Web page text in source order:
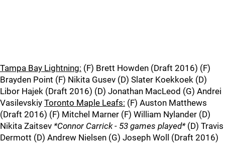
Tampa Bay Lightning: (F) Brett Howden (Draft 2016) (F)
Brayden Point (F) Nikita Gusev (D) Slater Koekkoek (D)
Libor Hajek (Draft 2016) (D) Jonathan MacLeod (G) Andrei
Vasilevskiy Toronto Maple Leafs: (F) Auston Matthews
(Draft 2016) (F) Mitchel Marner (F) William Nylander (D)
Nikita Zaitsev *Connor Carrick - 53 games played*(D) Travis
Dermott (D) Andrew Nielsen (G) Joseph Woll (Draft 2016)